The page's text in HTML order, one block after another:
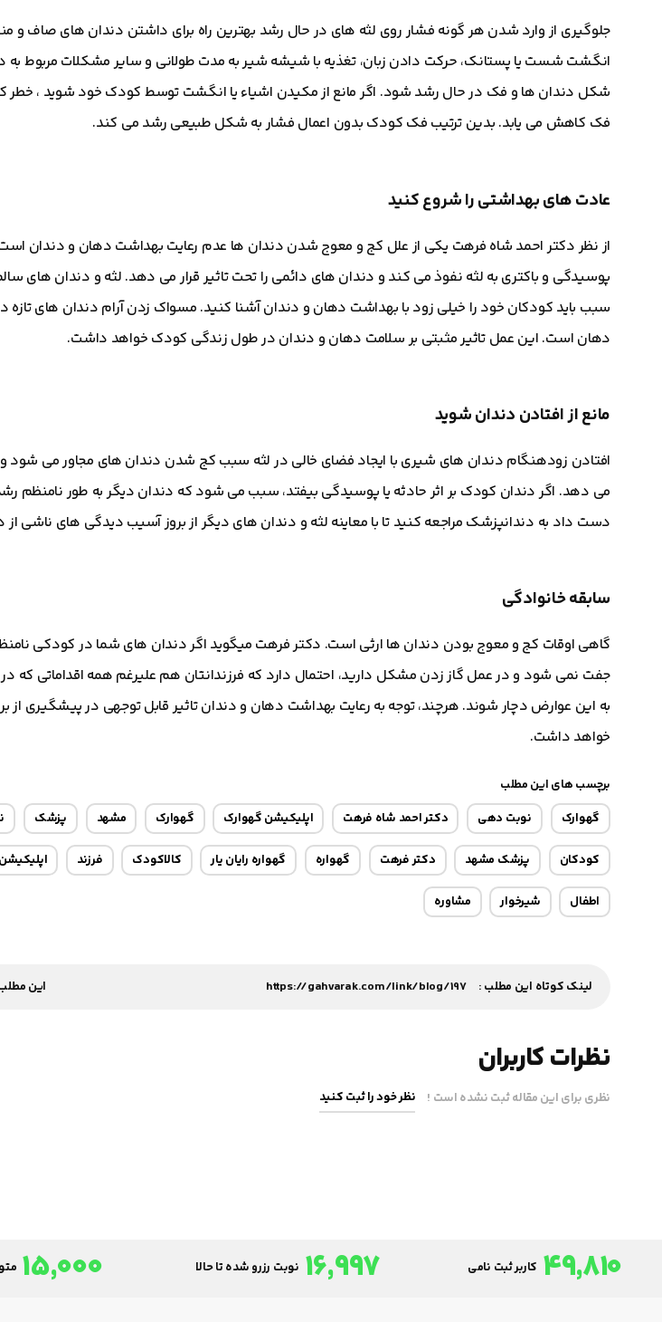
جلوگیری از وارد شدن هر گونه فشار روی لثه های در حال رشد بهترین راه برای داشتن دندان های صاف
انگشت شست یا پستانک، حرکت دادن زبان، تغذیه با شیشه شیر به مدت طولانی و سایر مشکلات مربوط به
شکل دندان ها و فک در حال رشد شود. اگر مانع از مکیدن اشیاء یا انگشت توسط کودک خود شوید ،
فک کاهش می یابد. بدین ترتیب فک کودک بدون اعمال فشار به شکل طبیعی رشد می کند.
عادت های بهداشتی را شروع کنید
از نظر دکتر احمد شاه فرهت یکی از علل کج و معوج شدن دندان ها عدم رعایت بهداشت دهان و دندان است.
پوسیدگی و باکتری به لثه نفوذ می کند و دندان های دائمی را تحت تاثیر قرار می دهد. لثه و دندان های
سبب باید کودکان خود را خیلی زود با بهداشت دهان و دندان آشنا کنید. مسواک زدن آرام دندان های تازه
دهان است. این عمل تاثیر مثبتی بر سلامت دهان و دندان در طول زندگی کودک خواهد داشت.
مانع از افتادن دندان شوید
افتادن زودهنگام دندان های شیری با ایجاد فضای خالی در لثه سبب کج شدن دندان های مجاور می شود و
می دهد. اگر دندان کودک بر اثر حادثه یا پوسیدگی بیفتد، سبب می شود که دندان دیگر به طور نامنظم
دست داد به دندانپزشک مراجعه کنید تا با معاینه لثه و دندان های دیگر از بروز آسیب دیدگی های ناشی
سابقه خانوادگی
گاهی اوقات کج و معوج بودن دندان ها ارثی است. دکتر فرهت میگوید اگر دندان های شما در کودکی نامنظم
جفت نمی شود و در عمل گاز زدن مشکل دارید، احتمال دارد که فرزندانتان هم علیرغم همه اقداماتی که
به این عوارض دچار شوند. هرچند، توجه به رعایت بهداشت دهان و دندان تاثیر قابل توجهی در پیشگیری
خواهد داشت.
برچسب های این مطلب
گهوارک
نوبت دهی دکتر احمد شاه فرهت اپلیکیشن گهوارک گهوارک مشهد پزشک
کودکان پزشک مشهد دکتر فرهت گهواره گهواره رایان یار کالاکودک فرزند
اطفال شیرخوار مشاوره
لینک کوتاه این مطلب : https://gahvarak.com/link/blog/197 این
نظرات کاربران
نظری برای این مقاله ثبت نشده است ! نظر خود را ثبت کنید
49,810 کاربر ثبت نامی 16,997 نوبت رزرو شده تا حالا 15,000